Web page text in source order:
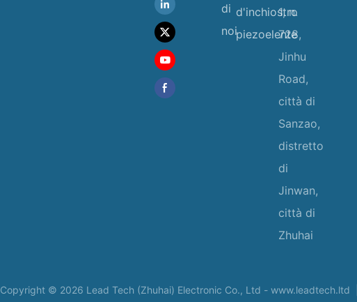
di
noi
d'inchiostro
piezoelente
1, n.
728,
Jinhu
Road,
città di
Sanzao,
distretto
di
Jinwan,
città di
Zhuhai
Copyright © 2026 Lead Tech (Zhuhai) Electronic Co., Ltd - www.leadtech.ltd